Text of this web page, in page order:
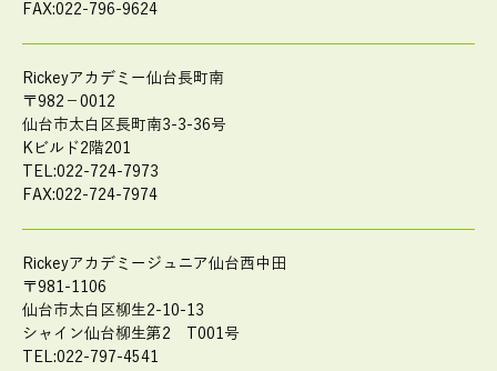
FAX:022-796-9624
Rickeyアカデミー仙台長町南
〒982－0012
仙台市太白区長町南3-3-36号
Kビルド2階201
TEL:022-724-7973
FAX:022-724-7974
Rickeyアカデミージュニア仙台西中田
〒981-1106
仙台市太白区柳生2-10-13
シャイン仙台柳生第2 T001号
TEL:022-797-4541